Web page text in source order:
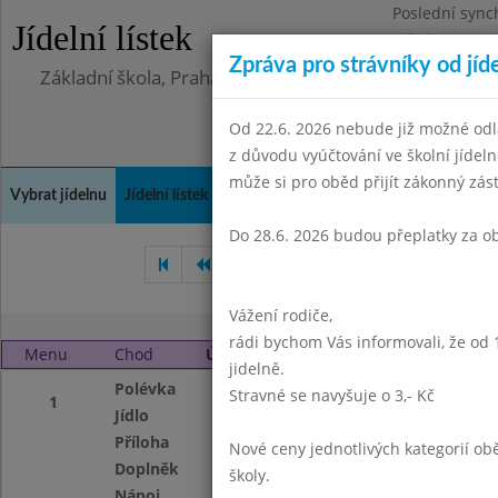
Jídelní lístek
Poslední
Středa
Základní škola, Praha 4, Na Líše 16
Vybrat jídelnu Jídelní lístek Kontakty a informace
Menu Chod Úterý 1. 11. 2011
1
Polévka
Hovězí s rýží
Jídlo
Příloha
housk.knedlík
Doplněk
Zpráva pro strávníky od
Od 22.6. 2026 nebude již možné
z důvodu vyúčtování ve školní
může si pro oběd přijít zákonný
Do 28.6. 2026 budou přeplatky za
Vážení rodiče,
rádi bychom Vás informovali, že od
jidelně.
Stravné se navyšuje o 3,- Kč
Nové ceny jednotlivých kategorií
školy.